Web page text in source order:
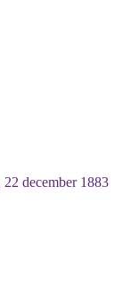
december 1883